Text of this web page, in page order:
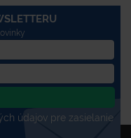
údajov pre zasielanie